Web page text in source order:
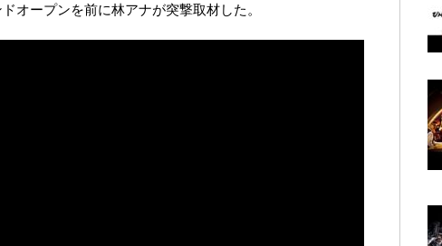
オープンを前に林アナが突撃取材した。